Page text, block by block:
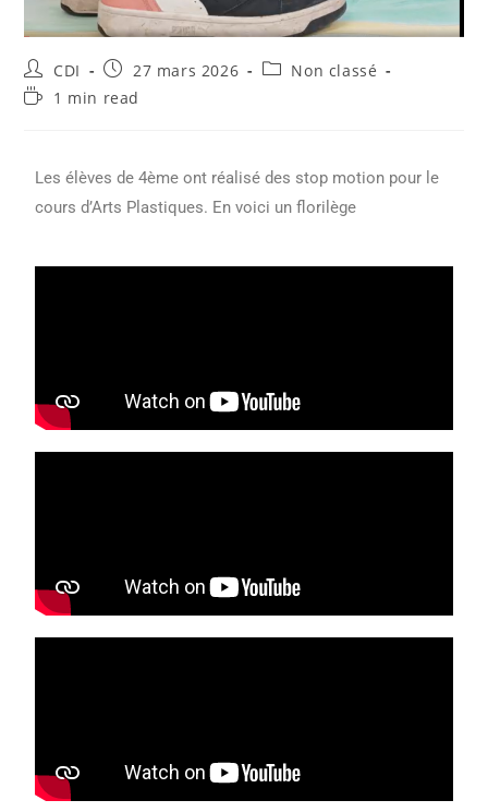
CDI 27 mars 2026
Non classé
1 min read
Les élèves de 4ème ont réalisé des stop motion pour le
cours d’Arts Plastiques. En voici un florilège